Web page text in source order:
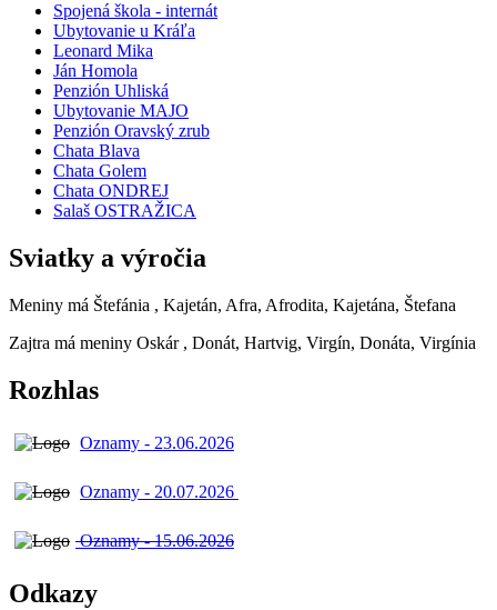
Spojená škola - internát
Ubytovanie u Kráľa
Leonard Mika
Ján Homola
Penzión Uhliská
Ubytovanie MAJO
Penzión Oravský zrub
Chata Blava
Chata Golem
Chata ONDREJ
Salaš OSTRAŽICA
Sviatky a výročia
Meniny má Štefánia , Kajetán, Afra, Afrodita, Kajetána, Štefana
Zajtra má meniny Oskár , Donát, Hartvig, Virgín, Donáta, Virgínia
Rozhlas
Oznamy - 23.06.2026
Oznamy - 20.07.2026
Oznamy - 15.06.2026
Odkazy